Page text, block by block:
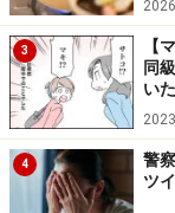
衛生上、今の職
ため、生活のた
んでいたしつら
『自分の人生し
う。でも僕は会
人に委ねてい
3
【
同
いた
4
警
ツ